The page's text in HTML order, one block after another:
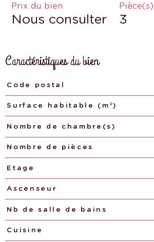
Prix du bien
Nous consulter
Pièce(s)
3
Caractéristiques du bien
Caractéristiques Valeurs
Code postal
Surface habitable (m²)
Nombre de chambre(s)
Nombre de pièces
Etage
Ascenseur
Nb de salle de bains
Cuisine